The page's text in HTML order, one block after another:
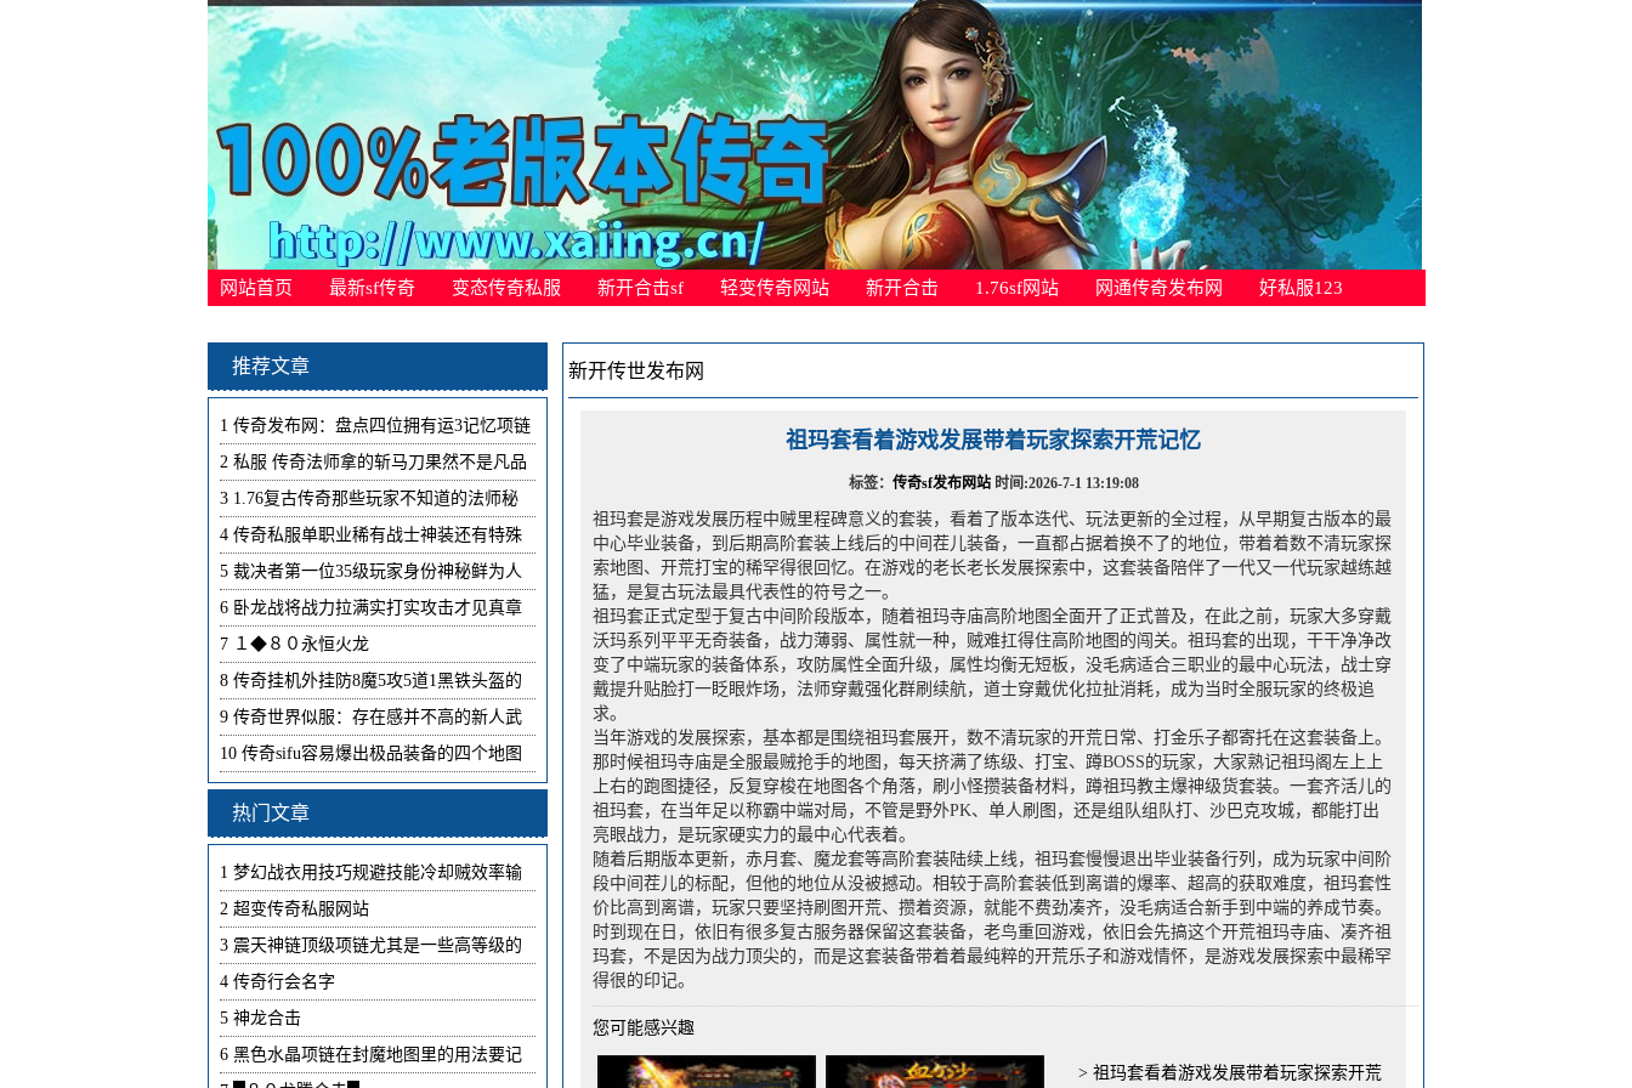
网站首页 最新sf传奇 变态传奇私服 新开合击sf 轻变传奇网站 新开合击 1.76sf网站 网通传奇发布网 好私服123
新开传世发布网
祖玛套看着游戏发展带着玩家探索开荒记忆
标签： 传奇sf发布网站时间:2026-7-1 13:19:08
祖玛套是游戏发展历程中贼里程碑意义的套装，看着了版本迭代、玩法更新的全过程，从早期复古版本的最
中心毕业装备，到后期高阶套装上线后的中间茬儿装备，一直都占据着换不了的地位，带着着数不清玩家探
索地图、开荒打宝的稀罕得很回忆。在游戏的老长老长发展探索中，这套装备陪伴了一代又一代玩家越练越
猛，是复古玩法最具代表性的符号之一。
祖玛套正式定型于复古中间阶段版本，随着祖玛寺庙高阶地图全面开了正式普及，在此之前，玩家大多穿戴
沃玛系列平平无奇装备，战力薄弱、属性就一种，贼难扛得住高阶地图的闯关。祖玛套的出现，干干净净改
变了中端玩家的装备体系，攻防属性全面升级，属性均衡无短板，没毛病适合三职业的最中心玩法，战士穿
戴提升贴脸打一眨眼炸场，法师穿戴强化群刷续航，道士穿戴优化拉扯消耗，成为当时全服玩家的终极追
求。
当年游戏的发展探索，基本都是围绕祖玛套展开，数不清玩家的开荒日常、打金乐子都寄托在这套装备上。
那时候祖玛寺庙是全服最贼抢手的地图，每天挤满了练级、打宝、蹲BOSS的玩家，大家熟记祖玛阁左上上
上右的跑图捷径，反复穿梭在地图各个角落，刷小怪攒装备材料，蹲祖玛教主爆神级货套装。一套齐活儿的
祖玛套，在当年足以称霸中端对局，不管是野外PK、单人刷图，还是组队组队打、沙巴克攻城，都能打出
亮眼战力，是玩家硬实力的最中心代表着。
随着后期版本更新，赤月套、魔龙套等高阶套装陆续上线，祖玛套慢慢退出毕业装备行列，成为玩家中间阶
段中间茬儿的标配，但他的地位从没被撼动。相较于高阶套装低到离谱的爆率、超高的获取难度，祖玛套性
价比高到离谱，玩家只要坚持刷图开荒、攒着资源，就能不费劲凑齐，没毛病适合新手到中端的养成节奏。
时到现在日，依旧有很多复古服务器保留这套装备，老鸟重回游戏，依旧会先搞这个开荒祖玛寺庙、凑齐祖
玛套，不是因为战力顶尖的，而是这套装备带着着最纯粹的开荒乐子和游戏情怀，是游戏发展探索中最稀罕
得很的印记。
您可能感兴趣
> 祖玛套看着游戏发展带着玩家探索开荒
推荐文章
1 传奇发布网：盘点四位拥有运3记忆项链
2 私服 传奇法师拿的斩马刀果然不是凡品
3 1.76复古传奇那些玩家不知道的法师秘
4 传奇私服单职业稀有战士神装还有特殊
5 裁决者第一位35级玩家身份神秘鲜为人
6 卧龙战将战力拉满实打实攻击才见真章
7 １◆８０永恒火龙
8 传奇挂机外挂防8魔5攻5道1黑铁头盔的
9 传奇世界似服：存在感并不高的新人武
10 传奇sifu容易爆出极品装备的四个地图
热门文章
1 梦幻战衣用技巧规避技能冷却贼效率输
2 超变传奇私服网站
3 震天神链顶级项链尤其是一些高等级的
4 传奇行会名字
5 神龙合击
6 黑色水晶项链在封魔地图里的用法要记